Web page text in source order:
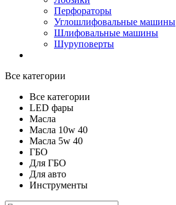
Перфораторы
Углошлифовальные машины
Шлифовальные машины
Шуруповерты
Все категории
Все категории
LED фары
Масла
Масла 10w 40
Масла 5w 40
ГБО
Для ГБО
Для авто
Инструменты